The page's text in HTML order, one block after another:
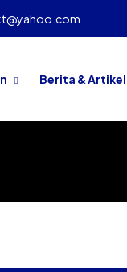
Berita & Artikel